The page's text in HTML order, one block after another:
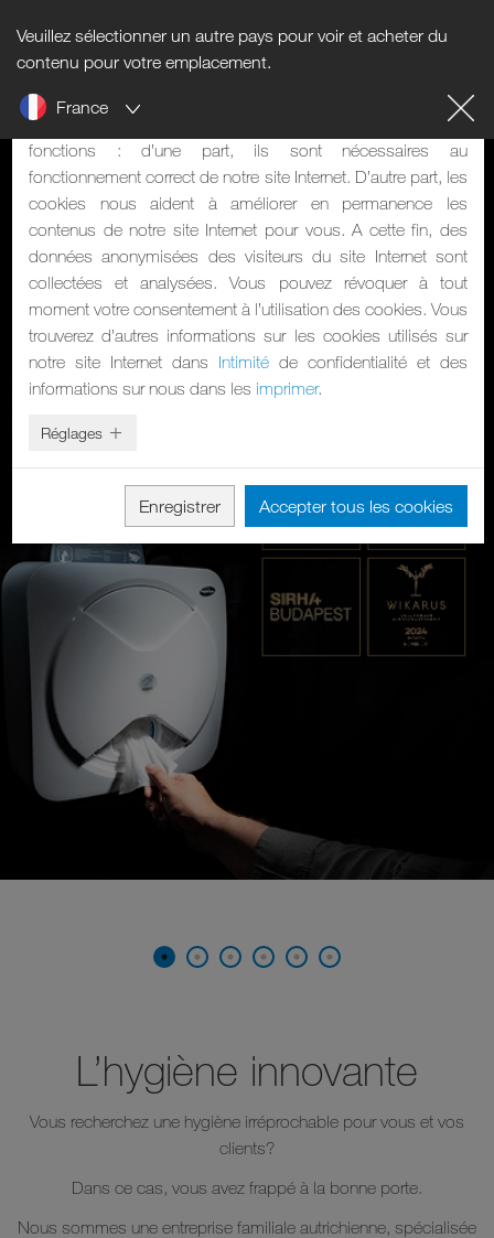
Veuillez sélectionner un autre pays pour voir et acheter du
contenu pour votre emplacement.
France
L’hygiène innovante
Vous recherchez une hygiène irréprochable pour vous et vos
clients?
Dans ce cas, vous avez frappé à la bonne porte.
Nous sommes une entreprise familiale autrichienne, spécialisée
Informations sur les cookies
Notre site Internet utilise des cookies. Les cookies ont deux
fonctions : d’une part, ils sont nécessaires au
fonctionnement correct de notre site Internet. D’autre part, les
cookies nous aident à améliorer en permanence les
contenus de notre site Internet pour vous. A cette fin, des
données anonymisées des visiteurs du site Internet sont
collectées et analysées. Vous pouvez révoquer à tout
moment votre consentement à l’utilisation des cookies. Vous
trouverez d’autres informations sur les cookies utilisés sur
notre site Internet dans Intimité de confidentialité et des
informations sur nous dans les imprimer.
Réglages
Enregistrer Accepter tous les cookies